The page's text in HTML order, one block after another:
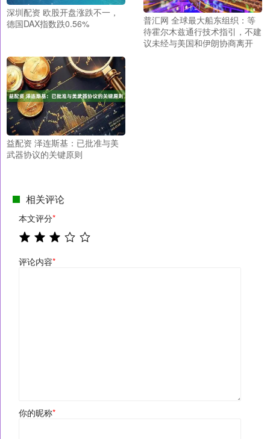
深圳配资 欧股开盘涨跌不一，
德国DAX指数跌0.56%
普汇网 全球最大船东组织：等
待霍尔木兹通行技术指引，不建
议未经与美国和伊朗协商离开
益配资 泽连斯基：已批准与美
武器协议的关键原则
相关评论
本文评分*
评论内容*
你的昵称*